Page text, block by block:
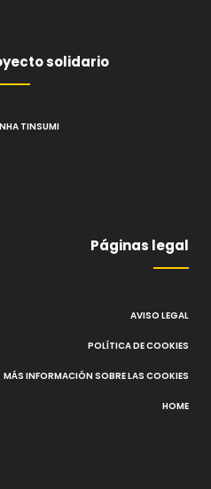
solidario
TINSUMI
Páginas legal
AVISO LEGAL
POLÍTICA DE COOKIES
MÁS INFORMACIÓN SOBRE LAS COOKIES
HOME